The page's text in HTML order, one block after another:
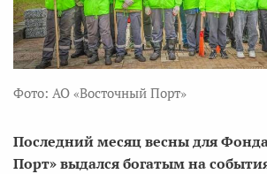
Фото: АО «Восточный Порт»
Последний месяц весны для
Порт» выдался богатым на